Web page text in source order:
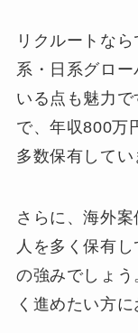
リクルートな
系・日系グロ
いる点も魅力
で、年収800万
多数保有してい
さらに、海外
人を多く保有
の強みでしょ
く進めたい方